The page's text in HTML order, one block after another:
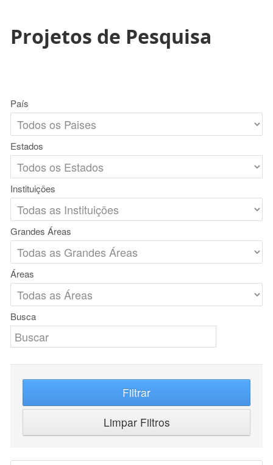
Projetos de Pesquisa
País
Estados
Instituições
Grandes Áreas
Áreas
Busca
Filtrar
Limpar Filtros